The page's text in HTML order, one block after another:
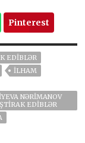
Pinterest
EDIBLƏR
İLHAM
NƏRIMANOV
EDIBLƏR